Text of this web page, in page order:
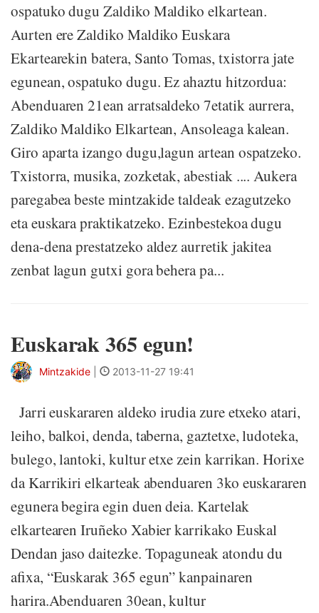
ospatuko dugu Zaldiko Maldiko elkartean.
Aurten ere Zaldiko Maldiko Euskara
Ekartearekin batera, Santo Tomas, txistorra jate
egunean, ospatuko dugu. Ez ahaztu hitzordua:
Abenduaren 21ean arratsaldeko 7etatik aurrera,
Zaldiko Maldiko Elkartean, Ansoleaga kalean.
Giro aparta izango dugu,lagun artean ospatzeko.
Txistorra, musika, zozketak, abestiak .... Aukera
paregabea beste mintzakide taldeak ezagutzeko
eta euskara praktikatzeko. Ezinbestekoa dugu
dena-dena prestatzeko aldez aurretik jakitea
zenbat lagun gutxi gora behera pa...
Euskarak 365 egun!
Mintzakide 2013-11-27 19:41
Jarri euskararen aldeko irudia zure etxeko atari,
leiho, balkoi, denda, taberna, gaztetxe, ludoteka,
bulego, lantoki, kultur etxe zein karrikan. Horixe
da Karrikiri elkarteak abenduaren 3ko euskararen
egunera begira egin duen deia. Kartelak
elkartearen Iruñeko Xabier karrikako Euskal
Dendan jaso daitezke. Topaguneak atondu du
afixa, “Euskarak 365 egun” kanpainaren
harira.Abenduaren 30ean, kultur